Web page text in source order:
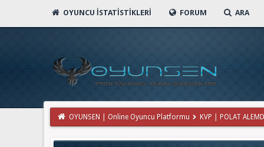
OYUNCU İSTATISTIKLERI FORUM ARA
OYUNSEN | Online Oyuncu Platformu KVP | POLAT